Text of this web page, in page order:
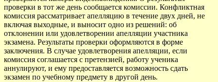
проверки в тот же день сообщается комиссии. Конфликтная
комиссия рассматривает апелляцию в течение двух дней, не
включая выходные, и выносит одно из решений: об
отклонении или удовлетворении апелляции участника
экзамена. Результаты проверки оформляются в форме
заключения. В случае удовлетворения апелляции, если
комиссия соглашается с претензией, работу ученика
аннулируют, и ему предоставляется возможность сдать
экзамен по учебному предмету в другой день.